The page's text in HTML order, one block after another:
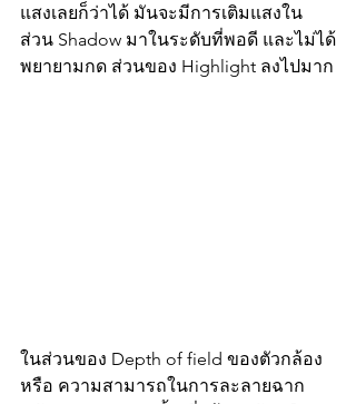
แสงเลยก็ว่าได้ มันจะมีการเติมแสงใน
ส่วน Shadow มาในระดับที่พอดี และไม่ได้
พยายามกด ส่วนของ Highlight ลงไปมาก
ในส่วนของ Depth of field ของตัวกล้อง
หรือ ความสามารถในการละลายฉาก